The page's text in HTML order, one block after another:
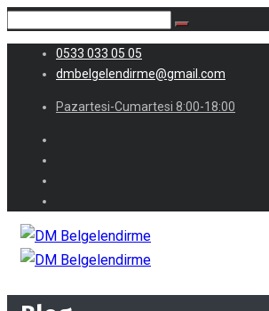
0533 033 05 05
dmbelgelendirme@gmail.com
Pazartesi-Cumartesi 8:00-18:00